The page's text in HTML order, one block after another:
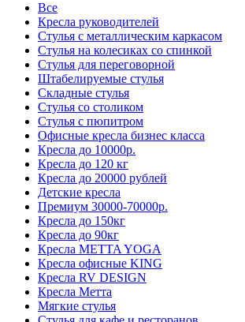
Все
Кресла руководителей
Стулья с металлическим каркасом
Стулья на колесиках со спинкой
Стулья для переговорной
Штабелируемые стулья
Складные стулья
Стулья со столиком
Стулья с пюпитром
Офисные кресла бизнес класса
Кресла до 10000р.
Кресла до 120 кг
Кресла до 20000 рублей
Детские кресла
Премиум 30000-70000р.
Кресла до 150кг
Кресла до 90кг
Кресла METTA YOGA
Кресла офисные KING
Кресла RV DESIGN
Кресла Метта
Мягкие стулья